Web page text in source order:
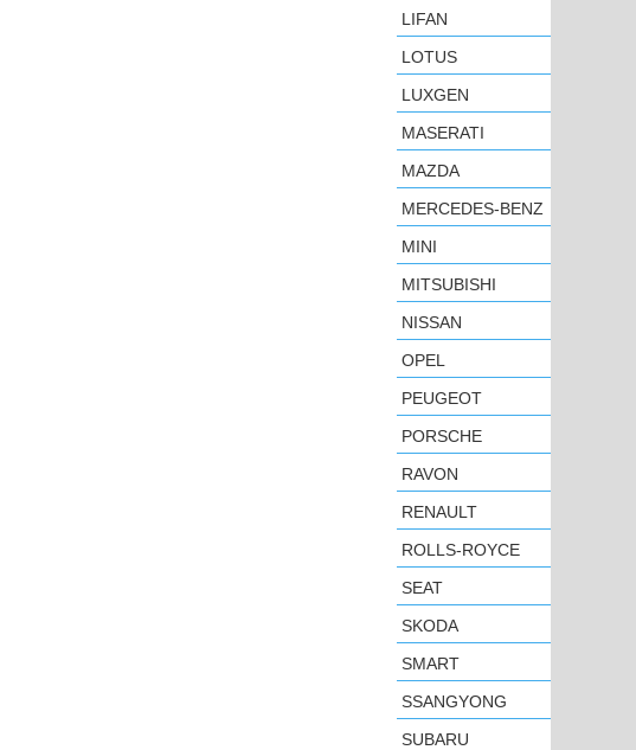
LIFAN
LOTUS
LUXGEN
MASERATI
MAZDA
MERCEDES-BENZ
MINI
MITSUBISHI
NISSAN
OPEL
PEUGEOT
PORSCHE
RAVON
RENAULT
ROLLS-ROYCE
SEAT
SKODA
SMART
SSANGYONG
SUBARU